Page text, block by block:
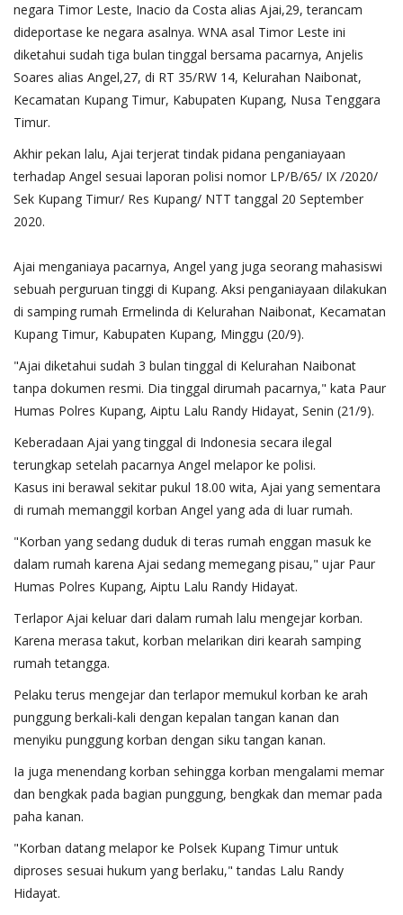
negara Timor Leste, Inacio da Costa alias Ajai,29, terancam
dideportase ke negara asalnya. WNA asal Timor Leste ini
diketahui sudah tiga bulan tinggal bersama pacarnya, Anjelis
Soares alias Angel,27, di RT 35/RW 14, Kelurahan Naibonat,
Kecamatan Kupang Timur, Kabupaten Kupang, Nusa Tenggara
Timur.
Akhir pekan lalu, Ajai terjerat tindak pidana penganiayaan
terhadap Angel sesuai laporan polisi nomor LP/B/65/ IX /2020/
Sek Kupang Timur/ Res Kupang/ NTT tanggal 20 September
2020.
Ajai menganiaya pacarnya, Angel yang juga seorang mahasiswi
sebuah perguruan tinggi di Kupang. Aksi penganiayaan dilakukan
di samping rumah Ermelinda di Kelurahan Naibonat, Kecamatan
Kupang Timur, Kabupaten Kupang, Minggu (20/9).
"Ajai diketahui sudah 3 bulan tinggal di Kelurahan Naibonat
tanpa dokumen resmi. Dia tinggal dirumah pacarnya," kata Paur
Humas Polres Kupang, Aiptu Lalu Randy Hidayat, Senin (21/9).
Keberadaan Ajai yang tinggal di Indonesia secara ilegal
terungkap setelah pacarnya Angel melapor ke polisi.
Kasus ini berawal sekitar pukul 18.00 wita, Ajai yang sementara
di rumah memanggil korban Angel yang ada di luar rumah.
"Korban yang sedang duduk di teras rumah enggan masuk ke
dalam rumah karena Ajai sedang memegang pisau," ujar Paur
Humas Polres Kupang, Aiptu Lalu Randy Hidayat.
Terlapor Ajai keluar dari dalam rumah lalu mengejar korban.
Karena merasa takut, korban melarikan diri kearah samping
rumah tetangga.
Pelaku terus mengejar dan terlapor memukul korban ke arah
punggung berkali-kali dengan kepalan tangan kanan dan
menyiku punggung korban dengan siku tangan kanan.
Ia juga menendang korban sehingga korban mengalami memar
dan bengkak pada bagian punggung, bengkak dan memar pada
paha kanan.
"Korban datang melapor ke Polsek Kupang Timur untuk
diproses sesuai hukum yang berlaku," tandas Lalu Randy
Hidayat.